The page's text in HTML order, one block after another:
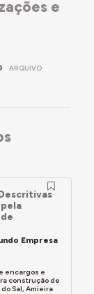
e
ARQUIVO
Empresa
encargos e
construção de
Sal, Amieira